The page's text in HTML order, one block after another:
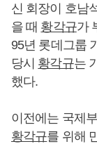
신 회장이 호남
을 때 황각규가
95년 롯데그룹
당시 황각규는
했다.
이전에는 국제
황각규를 위해